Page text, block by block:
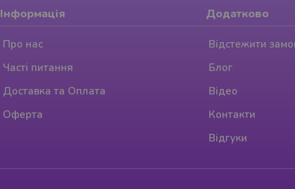
Інформація
Про нас
Часті питання
Доставка та Оплата
Оферта
Додатково
Відстежити
Блог
Відео
Контакти
Відгуки